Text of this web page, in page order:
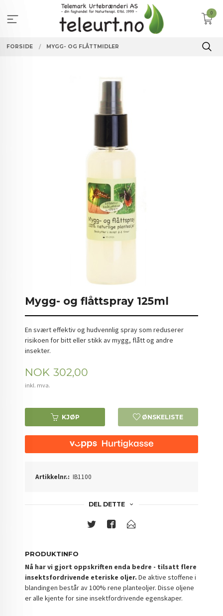
innholdet
0
FORSIDE MYGG- OG FLÅTTMIDLER
Mygg- og flåttspray 125ml
En svært effektiv og hudvennlig spray som reduserer
risikoen for bitt eller stikk av mygg, flått og andre
insekter.
Pris
NOK 302,00
inkl. mva.
KJØP ØNSKELISTE
Artikkelnr.: IB1100
DEL DETTE
PRODUKTINFO
Nå har vi gjort oppskriften enda bedre - tilsatt flere
insektsfordrivende eteriske oljer. De aktive stoffene i
blandingen består av 100% rene planteoljer. Disse oljene
er alle kjente for sine insektfordrivende egenskaper.